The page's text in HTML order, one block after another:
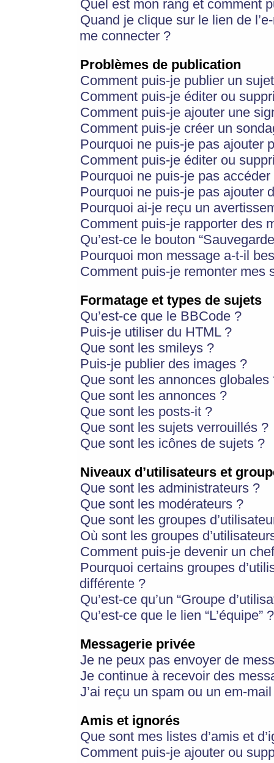
Quel est mon rang et comment
Quand je clique sur le lien de
me connecter ?
Problèmes de publication
Comment puis-je publier un
Comment puis-je éditer ou
Comment puis-je ajouter une
Comment puis-je créer un
Pourquoi ne puis-je pas ajouter
Comment puis-je éditer ou
Pourquoi ne puis-je pas
Pourquoi ne puis-je pas ajouter
Pourquoi ai-je reçu un
Comment puis-je rapporter des
Qu’est-ce le bouton
Pourquoi mon message a-t-il
Comment puis-je remonter mes
Formatage et types de sujets
Qu’est-ce que le BBCode ?
Puis-je utiliser du HTML ?
Que sont les smileys ?
Puis-je publier des images ?
Que sont les annonces globales
Que sont les annonces ?
Que sont les posts-it ?
Que sont les sujets verrouillés ?
Que sont les icônes de sujets ?
Niveaux d’utilisateurs et
Que sont les administrateurs ?
Que sont les modérateurs ?
Que sont les groupes
Où sont les groupes
Comment puis-je devenir un
Pourquoi certains groupes
différente ?
Qu’est-ce qu’un “Groupe
Qu’est-ce que le lien “L’équipe” ?
Messagerie privée
Je ne peux pas envoyer de
Je continue à recevoir des
J’ai reçu un spam ou un em-
Amis et ignorés
Que sont mes listes d’amis et
Comment puis-je ajouter ou